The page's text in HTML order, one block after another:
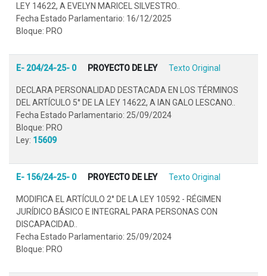
LEY 14622, A EVELYN MARICEL SILVESTRO..
Fecha Estado Parlamentario: 16/12/2025
Bloque: PRO
E- 204/24-25- 0 PROYECTO DE LEY Texto Original
DECLARA PERSONALIDAD DESTACADA EN LOS TÉRMINOS
DEL ARTÍCULO 5° DE LA LEY 14622, A IAN GALO LESCANO..
Fecha Estado Parlamentario: 25/09/2024
Bloque: PRO
Ley: 15609
E- 156/24-25- 0 PROYECTO DE LEY Texto Original
MODIFICA EL ARTÍCULO 2° DE LA LEY 10592 - RÉGIMEN
JURÍDICO BÁSICO E INTEGRAL PARA PERSONAS CON
DISCAPACIDAD..
Fecha Estado Parlamentario: 25/09/2024
Bloque: PRO